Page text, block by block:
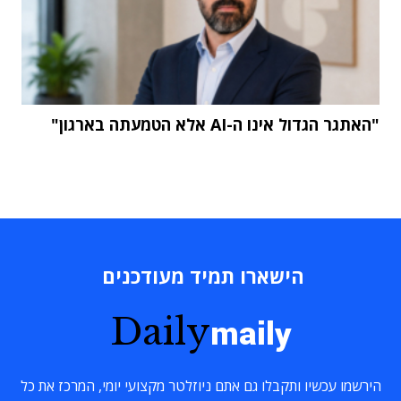
"האתגר הגדול אינו ה-AI אלא הטמעתה בארגון"
הישארו תמיד מעודכנים
Dailymaily
הירשמו עכשיו ותקבלו גם אתם ניוזלטר מקצועי יומי, המרכז את כל